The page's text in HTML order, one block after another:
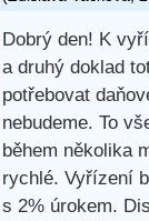
Dobrý den! K
a druhý doklad
potřebovat
nebudeme. To
během několika
rychlé. Vyřízení
s 2% úrokem.